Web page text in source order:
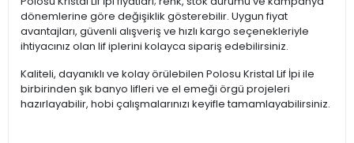
dönemlerine göre değişiklik gösterebilir. Uygun fiyat
avantajları, güvenli alışveriş ve hızlı kargo seçenekleriyle
ihtiyacınız olan lif iplerini kolayca sipariş edebilirsiniz.
Kaliteli, dayanıklı ve kolay örülebilen Polosu Kristal Lif İpi ile
birbirinden şık banyo lifleri ve el emeği örgü projeleri
hazırlayabilir, hobi çalışmalarınızı keyifle tamamlayabilirsiniz.